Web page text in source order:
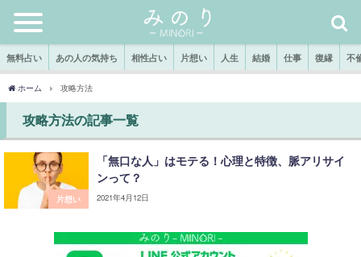
無料占い あの人の気持ち 相性占い 片想い 人生 結婚 仕事 復縁 不
ホーム 攻略方法
攻略方法の記事一覧
片想い
「無口な人」はモテる！心理と特徴、脈アリサイ
ンって？
2021年4月12日